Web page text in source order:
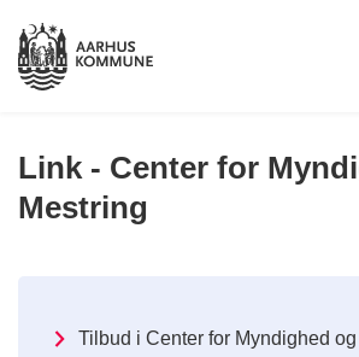
Link - Center for
Mestring
Tilbud i Center for Myndighed